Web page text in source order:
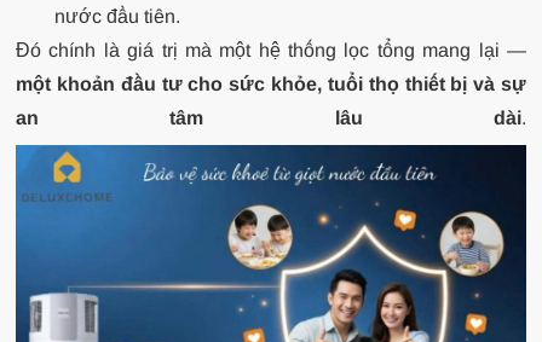
nước đầu tiên.
Đó chính là giá trị mà một hệ thống lọc tổng mang lại —
một khoản đầu tư cho sức khỏe, tuổi thọ thiết bị và sự
an tâm lâu dài.